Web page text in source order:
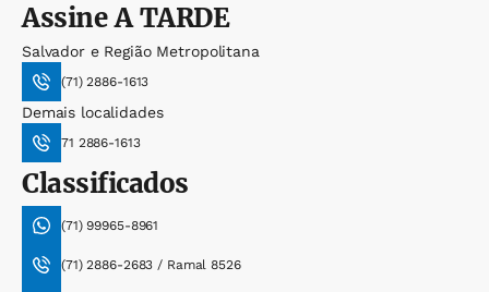
AssineA TARDE
Salvador e Região Metropolitana
(71) 2886-1613
Demais localidades
71 2886-1613
Classificados
(71) 99965-8961
(71) 2886-2683 / Ramal 8526